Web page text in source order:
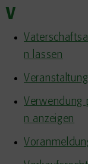
V
n lassen
Verwendung
n anzeigen